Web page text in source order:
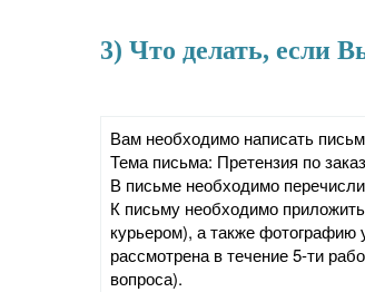
3) Что делать, если
Вам необходимо написать
Тема письма: Претензия по
В письме необходимо
К письму необходимо
курьером), а также
рассмотрена в течение 5-ти
вопроса).